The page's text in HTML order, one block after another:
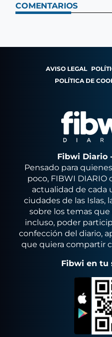
COMENTARIOS
AVISO LEGAL
POLÍTICA DE
Fibwi Diario
Pensado para
poco, FIBWI DIARIO
actualidad de cada
ciudades de las Islas,
sobre los temas
incluso, poder
confección del diario,
que quiera compartir
Fibwi en tu